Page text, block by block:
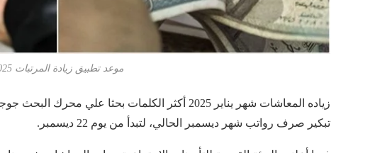
موعد تطبيق زيادة المرتبات 2025
زياده المعاشات شهر يناير 2025 أكثر الكلمات بحثا
تبكير صرف رواتب شهر ديسمبر الحالي، لتبدأ من يوم 22 ديسمبر.